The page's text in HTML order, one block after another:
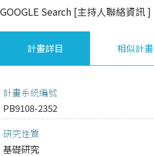
GOOGLE Search [主持人聯絡資訊]
計畫詳目 相似計畫
計畫系統編號
PB9108-2352
研究性質
基礎研究